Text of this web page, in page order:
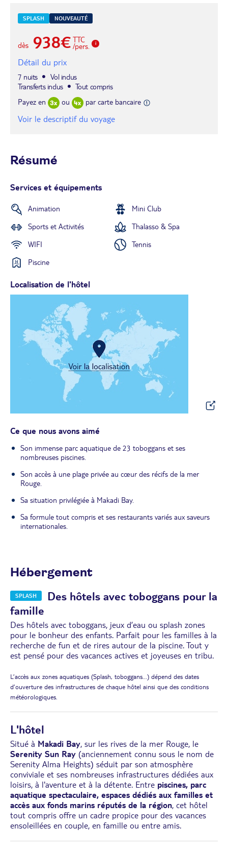
SPLASH NOUVEAUTÉ
dès 938€ TTC
/pers.
Détail du prix
7 nuits
Vol inclus
Transferts inclus
Tout compris
Payez en
ou par carte bancaire
Voir le descriptif du voyage
Résumé
Services et équipements
Animation
Mini Club
Sports et Activités
Thalasso & Spa
WIFI
Tennis
Piscine
Localisation de l'hôtel
Ce que nous avons aimé
Son immense parc aquatique de 23 toboggans et ses
nombreuses piscines.
Son accès à une plage privée au cœur des récifs de la mer
Rouge.
Sa situation privilégiée à Makadi Bay.
Sa formule tout compris et ses restaurants variés aux saveurs
internationales.
Hébergement
SPLASH
Des hôtels avec toboggans pour la
famille
Des hôtels avec toboggans, jeux d’eau ou splash zones
pour le bonheur des enfants. Parfait pour les familles à la
recherche de fun et de rires autour de la piscine. Tout y
est pensé pour des vacances actives et joyeuses en tribu.
L’accès aux zones aquatiques (Splash, toboggans...) dépend des dates
d’ouverture des infrastructures de chaque hôtel ainsi que des conditions
météorologiques.
L'hôtel
Situé à Makadi Bay, sur les rives de la mer Rouge, le
Serenity Sun Ray (anciennement connu sous le nom de
Serenity Alma Heights) séduit par son atmosphère
conviviale et ses nombreuses infrastructures dédiées aux
loisirs, à l'aventure et à la détente. Entre piscines, parc
aquatique spectaculaire, espaces dédiés aux familles et
accès aux fonds marins réputés de la région, cet hôtel
tout compris offre un cadre propice pour des vacances
ensoleillées en couple, en famille ou entre amis.